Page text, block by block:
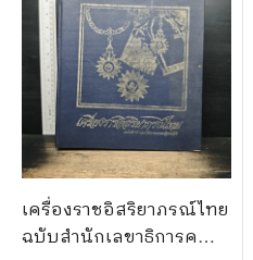
เครื่องราชอิสริยาภรณ์ไทย
ฉบับสำนักเลขาธิการคณะ